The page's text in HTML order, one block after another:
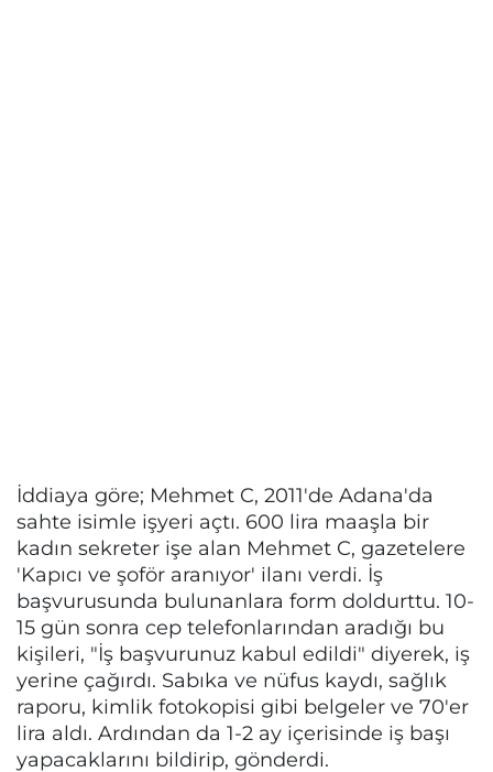
İddiaya göre; Mehmet C, 2011'de Adana'da
sahte isimle işyeri açtı. 600 lira maaşla bir
kadın sekreter işe alan Mehmet C, gazetelere
'Kapıcı ve şoför aranıyor' ilanı verdi. İş
başvurusunda bulunanlara form doldurttu. 10-
15 gün sonra cep telefonlarından aradığı bu
kişileri, "İş başvurunuz kabul edildi" diyerek, iş
yerine çağırdı. Sabıka ve nüfus kaydı, sağlık
raporu, kimlik fotokopisi gibi belgeler ve 70'er
lira aldı. Ardından da 1-2 ay içerisinde iş başı
yapacaklarını bildirip, gönderdi.